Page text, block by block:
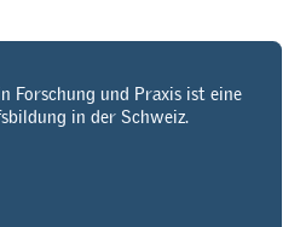
Forschung und Praxis ist eine
in der Schweiz.